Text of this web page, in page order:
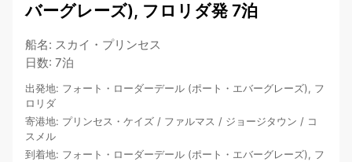
バーグレーズ), フロリダ発 7泊
船名: スカイ・プリンセス
日数: 7泊
出発地: フォート・ローダーデール (ポート・エバーグレーズ), フ
ロリダ
寄港地: プリンセス・ケイズ / ファルマス / ジョージタウン / コ
スメル
到着地: フォート・ローダーデール (ポート・エバーグレーズ), フ